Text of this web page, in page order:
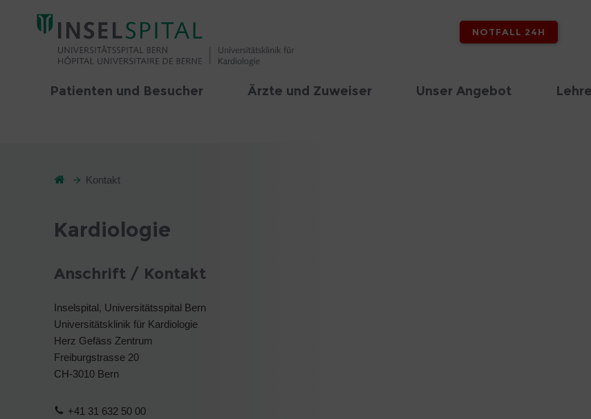
NOTFALL 24H
Patienten und Besucher Ärzte und Zuweiser Unser Angebot
Kontakt
Kardiologie
Anschrift / Kontakt
Inselspital, Universitätsspital Bern
Universitätsklinik für Kardiologie
Herz Gefäss Zentrum
Freiburgstrasse 20
CH-3010 Bern
+41 31 632 50 00